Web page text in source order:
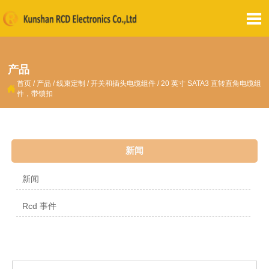

产品
 首页 / 产品 /线束定制 /开关和插头电缆组件 /20 英寸 SATA3 直转直角电缆组
件，带锁扣
新闻
新闻
Rcd 事件